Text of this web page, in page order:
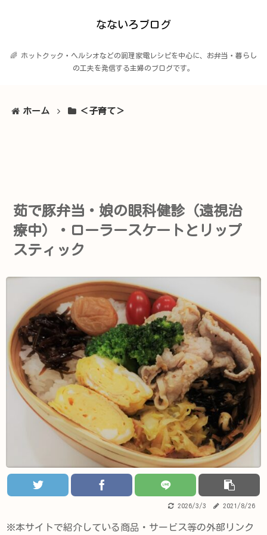
なないろブログ
🌈 ホットクック・ヘルシオなどの調理家電レシピを中心に、お弁当・暮らし
の工夫を発信する主婦のブログです。
ホーム ＜子育て＞
茹で豚弁当・娘の眼科健診（遠視治
療中）・ローラースケートとリップ
スティック
2026/3/3 2021/8/26
※本サイトで紹介している商品・サービス等の外部リンク